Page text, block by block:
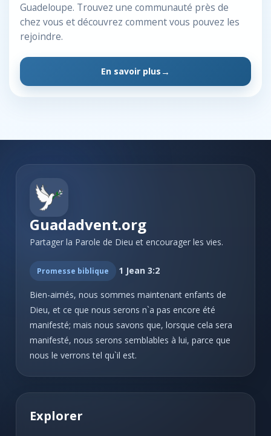
Guadeloupe. Trouvez une communauté près de
chez vous et découvrez comment vous pouvez les
rejoindre.
En savoir plus
Guadadvent.org
Partager la Parole de Dieu et encourager les vies.
Promesse biblique 1 Jean 3:2
Bien-aimés, nous sommes maintenant enfants de
Dieu, et ce que nous serons n`a pas encore été
manifesté; mais nous savons que, lorsque cela sera
manifesté, nous serons semblables à lui, parce que
nous le verrons tel qu`il est.
Explorer